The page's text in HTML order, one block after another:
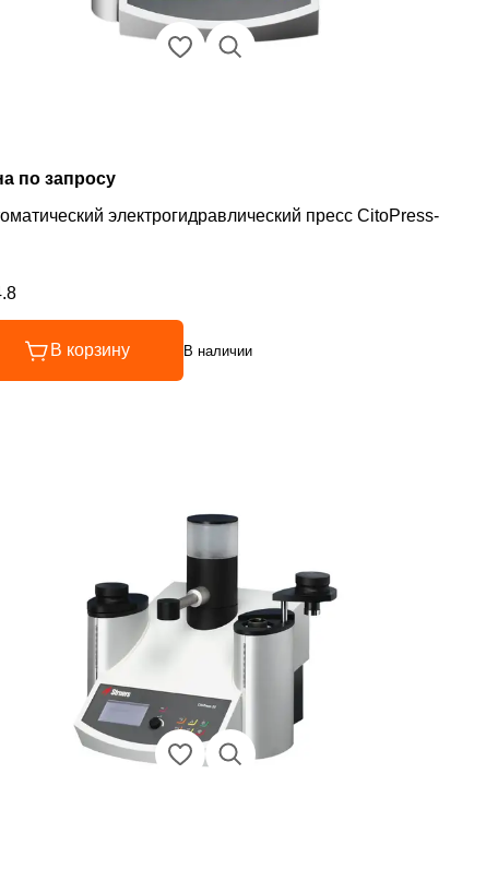
по запросу
электрогидравлический пресс CitoPress-
4.8 из 5
В корзину В наличии